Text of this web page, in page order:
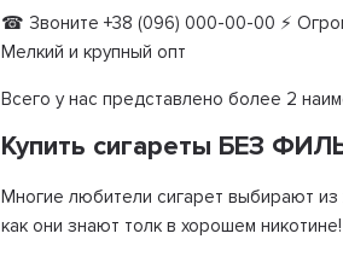
☎ Звоните +38 (096) 000-00-00 ⚡
Мелкий и крупный опт
Всего у нас представлено более 2
Купить сигареты БЕЗ
Многие любители сигарет выбирают из
как они знают толк в хорошем никотине!